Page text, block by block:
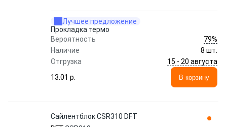
Лучшее предложение
Прокладка термо
Вероятность
79%
Наличие
8 шт.
Отгрузка
15 - 20 августа
13.01 p.
В корзину
Сайлентблок CSR310 DFT